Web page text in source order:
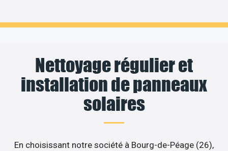
Nettoyage régulier et
installation de panneaux
solaires
En choisissant notre société à Bourg-de-Péage (26),